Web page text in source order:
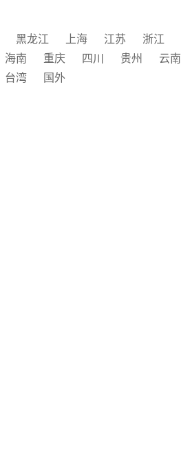
黑龙江 上海 江苏 浙江
海南 重庆 四川 贵州
云南
台湾 国外